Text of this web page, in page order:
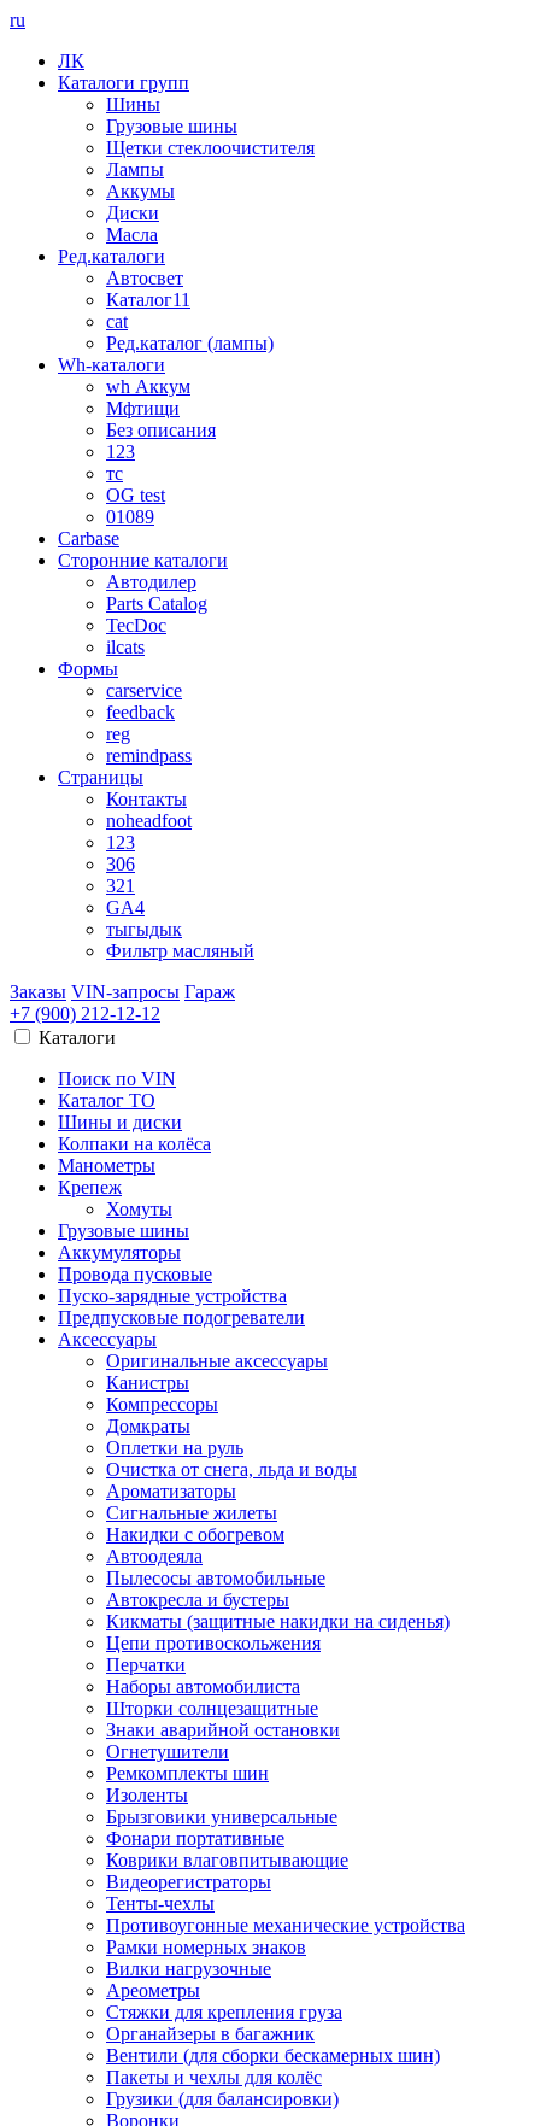
ru
ЛК
Каталоги групп
Шины
Грузовые шины
Щетки стеклоочистителя
Лампы
Аккумы
Диски
Масла
Ред.каталоги
Автосвет
Каталог11
cat
Ред.каталог (лампы)
Wh-каталоги
wh Аккум
Мфтищи
Без описания
123
тс
OG test
01089
Carbase
Сторонние каталоги
Автодилер
Parts Catalog
TecDoc
ilcats
Формы
carservice
feedback
reg
remindpass
Страницы
Контакты
noheadfoot
123
306
321
GA4
тыгыдык
Фильтр масляный
Заказы VIN-запросы Гараж
+7 (900) 212-12-12
Каталоги
Поиск по VIN
Каталог ТО
Шины и диски
Колпаки на колёса
Манометры
Крепеж
Хомуты
Грузовые шины
Аккумуляторы
Провода пусковые
Пуско-зарядные устройства
Предпусковые подогреватели
Аксессуары
Оригинальные аксессуары
Канистры
Компрессоры
Домкраты
Оплетки на руль
Очистка от снега, льда и воды
Ароматизаторы
Сигнальные жилеты
Накидки с обогревом
Автоодеяла
Пылесосы автомобильные
Автокресла и бустеры
Кикматы (защитные накидки на сиденья)
Цепи противоскольжения
Перчатки
Наборы автомобилиста
Шторки солнцезащитные
Знаки аварийной остановки
Огнетушители
Ремкомплекты шин
Изоленты
Брызговики универсальные
Фонари портативные
Коврики влаговпитывающие
Видеорегистраторы
Тенты-чехлы
Противоугонные механические устройства
Рамки номерных знаков
Вилки нагрузочные
Ареометры
Стяжки для крепления груза
Органайзеры в багажник
Вентили (для сборки бескамерных шин)
Пакеты и чехлы для колёс
Грузики (для балансировки)
Воронки